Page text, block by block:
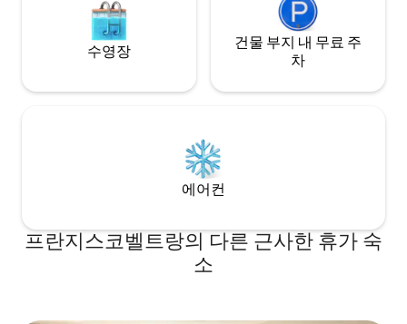
수영장
건물 부지 내 무료 주
차
에어컨
프란지스코벨트랑의 다른 근사한 휴가 숙
소